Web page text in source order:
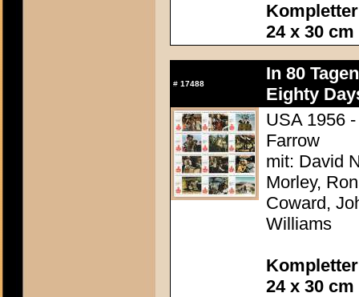
24 x 30 cm
# 17488
In 80
Eighty
USA 1956
Farrow
mit: David
Morley,
Coward,
Williams
24 x 30 cm